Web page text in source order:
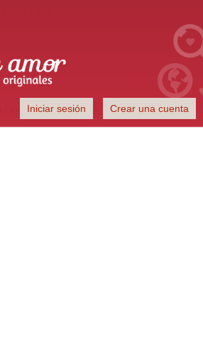
y originales
Iniciar sesión Crear una cuenta